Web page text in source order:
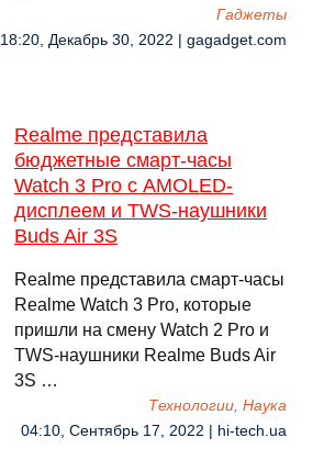
Гаджеты
18:20, Декабрь 30, 2022 | gagadget.com
Realme представила
бюджетные смарт-часы
Watch 3 Pro с AMOLED-
дисплеем и TWS-наушники
Buds Air 3S
Realme представила смарт-часы
Realme Watch 3 Pro, которые
пришли на смену Watch 2 Pro и
TWS-наушники Realme Buds Air
3S …
Технологии, Наука
04:10, Сентябрь 17, 2022 | hi-tech.ua